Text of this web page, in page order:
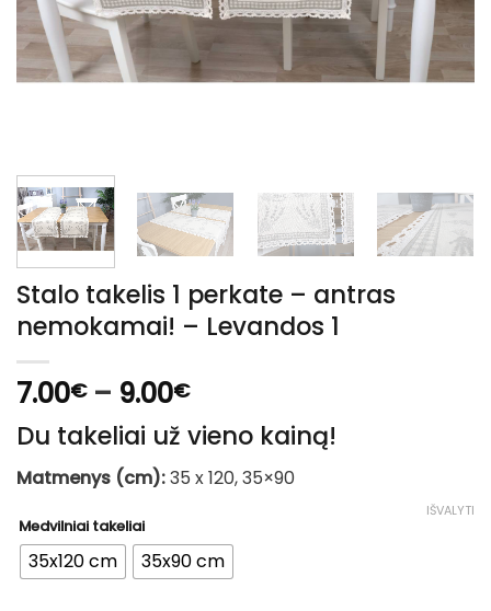
Stalo takelis 1 perkate – antras
nemokamai! – Levandos 1
7.00€ – 9.00€Price
range:
7.00€
through
9.00€
Du takeliai už vieno kainą!
Matmenys (cm):35 x 120, 35×90
Medvilniai takeliai
35x120 cm 35x90 cm
IŠVALYTI